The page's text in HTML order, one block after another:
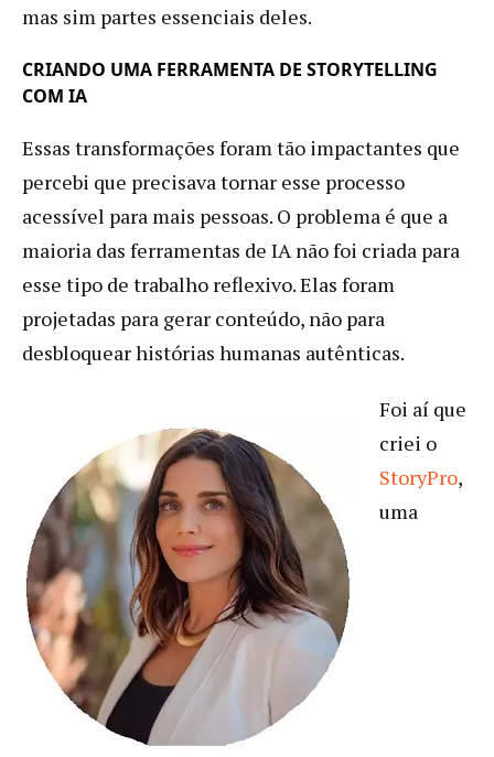
mas sim partes essenciais deles.
CRIANDO UMA FERRAMENTA DE STORYTELLING
COM IA
Essas transformações foram tão impactantes que
percebi que precisava tornar esse processo
acessível para mais pessoas. O problema é que a
maioria das ferramentas de IA não foi criada para
esse tipo de trabalho reflexivo. Elas foram
projetadas para gerar conteúdo, não para
desbloquear histórias humanas autênticas.
Foi aí que
criei o
StoryPro,
uma